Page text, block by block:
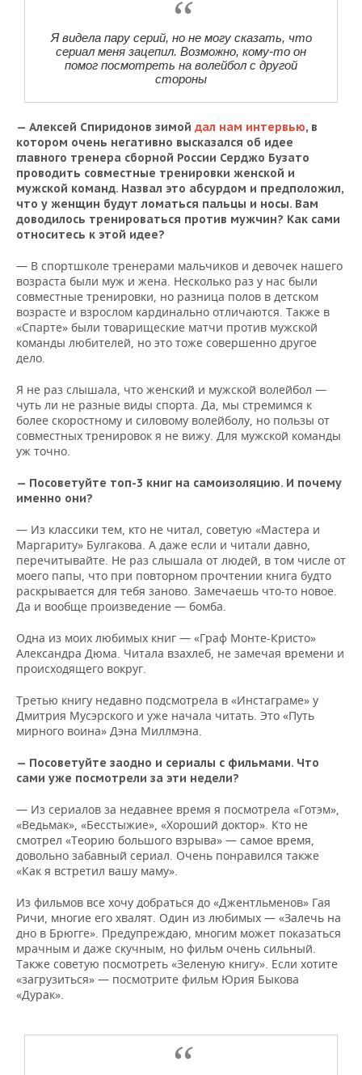
Я видела пару серий, но не могу сказать, что
сериал меня зацепил. Возможно, кому-то он
помог посмотреть на волейбол с другой
стороны
— Алексей Спиридонов зимой дал нам интервью, в
котором очень негативно высказался об идее
главного тренера сборной России Серджо Бузато
проводить совместные тренировки женской и
мужской команд. Назвал это абсурдом и предположил,
что у женщин будут ломаться пальцы и носы. Вам
доводилось тренироваться против мужчин? Как сами
относитесь к этой идее?
— В спортшколе тренерами мальчиков и девочек нашего
возраста были муж и жена. Несколько раз у нас были
совместные тренировки, но разница полов в детском
возрасте и взрослом кардинально отличаются. Также в
«Спарте» были товарищеские матчи против мужской
команды любителей, но это тоже совершенно другое
дело.
Я не раз слышала, что женский и мужской волейбол —
чуть ли не разные виды спорта. Да, мы стремимся к
более скоростному и силовому волейболу, но пользы от
совместных тренировок я не вижу. Для мужской команды
уж точно.
— Посоветуйте топ-3 книг на самоизоляцию. И почему
именно они?
— Из классики тем, кто не читал, советую «Мастера и
Маргариту» Булгакова. А даже если и читали давно,
перечитывайте. Не раз слышала от людей, в том числе от
моего папы, что при повторном прочтении книга будто
раскрывается для тебя заново. Замечаешь что-то новое.
Да и вообще произведение — бомба.
Одна из моих любимых книг — «Граф Монте-Кристо»
Александра Дюма. Читала взахлеб, не замечая времени и
происходящего вокруг.
Третью книгу недавно подсмотрела в «Инстаграме» у
Дмитрия Мусэрского и уже начала читать. Это «Путь
мирного воина» Дэна Миллмэна.
— Посоветуйте заодно и сериалы с фильмами. Что
сами уже посмотрели за эти недели?
— Из сериалов за недавнее время я посмотрела «Готэм»,
«Ведьмак», «Бесстыжие», «Хороший доктор». Кто не
смотрел «Теорию большого взрыва» — самое время,
довольно забавный сериал. Очень понравился также
«Как я встретил вашу маму».
Из фильмов все хочу добраться до «Джентльменов» Гая
Ричи, многие его хвалят. Один из любимых — «Залечь на
дно в Брюгге». Предупреждаю, многим может показаться
мрачным и даже скучным, но фильм очень сильный.
Также советую посмотреть «Зеленую книгу». Если хотите
«загрузиться» — посмотрите фильм Юрия Быкова
«Дурак».